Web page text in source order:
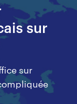
sur
sur